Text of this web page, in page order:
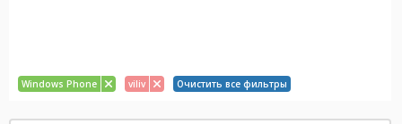
Windows Phone viliv Очистить все фильтры